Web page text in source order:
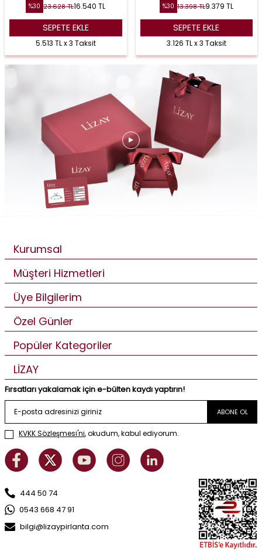
%30 23.628TL16.540 TL
SEPETE EKLE
5.513 TL x 3 Taksit
%30 13.398TL9.379 TL
SEPETE EKLE
3.126 TL x 3 Taksit
Kurumsal
Müşteri Hizmetleri
Üye Bilgilerim
Özel Günler
Popüler Kategoriler
LİZAY
Fırsatları yakalamak için e-bülten kaydı yaptırın!
ABONE OL
KVKK Sözleşmesi'ni, okudum, kabul ediyorum.
444 50 74
0543 668 47 91
bilgi@lizaypirlanta.com